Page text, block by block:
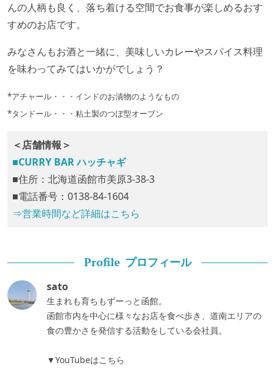
んの人柄も良く、落ち着ける空間でお食事が楽しめるおす
すめのお店です。
みなさんもお酒と一緒に、美味しいカレーやスパイス料理
を味わってみてはいかがでしょう？
*アチャール・・・インドのお漬物のようなもの
*タンドール・・・粘土製のつぼ型オーブン
＜店舗情報＞
■CURRY BAR ハッチャギ
■住所：北海道函館市美原3‐38‐3
■電話番号：0138-84‐1604
⇒営業時間など詳細はこちら
Profile プロフィール
sato
生まれも育ちもずーっと函館。
函館市内を中心に様々なお店を食べ歩き、道南エリアの
食の豊かさを発信する活動をしている会社員。
▼YouTubeはこちら